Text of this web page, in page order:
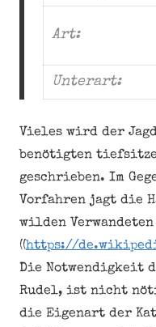
Art:
Unterart:
Vieles wird der
benötigten
geschrieben. Im
Vorfahren jagt die
wilden
((https://
Die Notwendigkeit
Rudel, ist nicht
die Eigenart der